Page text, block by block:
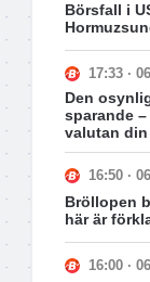
Börsfall i
17:33 ·
Den
sparande
valutan
16:50 ·
Bröllopen
här är
16:00 ·